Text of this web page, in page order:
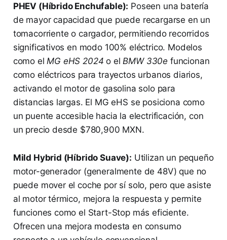
PHEV (Híbrido Enchufable): Poseen una batería
de mayor capacidad que puede recargarse en un
tomacorriente o cargador, permitiendo recorridos
significativos en modo 100% eléctrico. Modelos
como el MG eHS 2024 o el BMW 330e funcionan
como eléctricos para trayectos urbanos diarios,
activando el motor de gasolina solo para
distancias largas. El MG eHS se posiciona como
un puente accesible hacia la electrificación, con
un precio desde $780,900 MXN.
Mild Hybrid (Híbrido Suave): Utilizan un pequeño
motor-generador (generalmente de 48V) que no
puede mover el coche por sí solo, pero que asiste
al motor térmico, mejora la respuesta y permite
funciones como el Start-Stop más eficiente.
Ofrecen una mejora modesta en consumo